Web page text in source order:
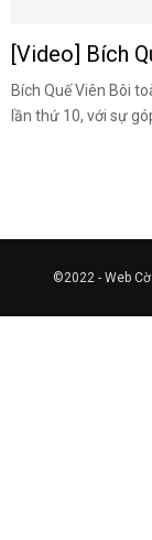
[Video] Bích
Bích Quế Viên Bôi
lần thứ 10, với sự
©2022 - Web